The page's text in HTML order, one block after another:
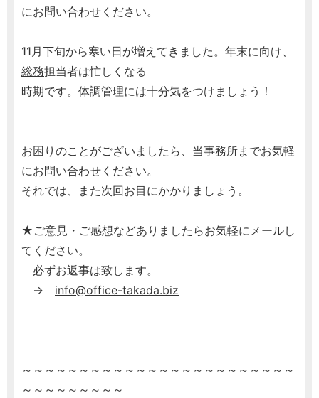
にお問い合わせください。
11月下旬から寒い日が増えてきました。年末に向け、
総務担当者は忙しくなる
時期です。体調管理には十分気をつけましょう！
お困りのことがございましたら、当事務所までお気軽
にお問い合わせください。
それでは、また次回お目にかかりましょう。
★ご意見・ご感想などありましたらお気軽にメールし
てください。
必ずお返事は致します。
→ info@office-takada.biz
～～～～～～～～～～～～～～～～～～～～～～～～
～～～～～～～～～